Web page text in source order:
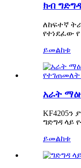
ክብ
ለከፍተኛ
የተነደፈው የ
ይመልከቱ
አራት
ግድግዳ ላይ
ይመልከቱ